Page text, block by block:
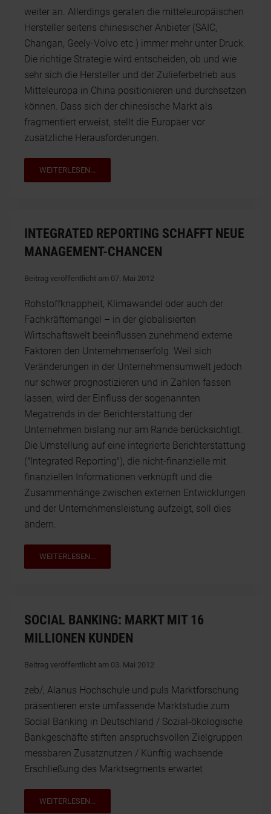
weiter an. Allerdings geraten die mitteleuropäischen
Hersteller seitens chinesischer Anbieter (SAIC,
Changan, Geely-Volvo etc.) immer mehr unter Druck.
Die richtige Strategie wird entscheiden, ob und wie
sehr sich die Hersteller und der Zulieferbetrieb aus
Mitteleuropa in China positionieren und durchsetzen
können. Dass sich der chinesische Markt als
fragmentiert erweist, stellt die Europäer vor
zusätzliche Herausforderungen.
WEITERLESEN...
INTEGRATED REPORTING SCHAFFT NEUE
MANAGEMENT-CHANCEN
Beitrag veröffentlicht am 07. Mai 2012
Rohstoffknappheit, Klimawandel oder auch der
Fachkräftemangel – in der globalisierten
Wirtschaftswelt beeinflussen zunehmend externe
Faktoren den Unternehmenserfolg. Weil sich
Veränderungen in der Unternehmensumwelt jedoch
nur schwer prognostizieren und in Zahlen fassen
lassen, wird der Einfluss der sogenannten
Megatrends in der Berichterstattung der
Unternehmen bislang nur am Rande berücksichtigt.
Die Umstellung auf eine integrierte Berichterstattung
("Integrated Reporting"), die nicht-finanzielle mit
finanziellen Informationen verknüpft und die
Zusammenhänge zwischen externen Entwicklungen
und der Unternehmensleistung aufzeigt, soll dies
ändern.
WEITERLESEN...
SOCIAL BANKING: MARKT MIT 16
MILLIONEN KUNDEN
Beitrag veröffentlicht am 03. Mai 2012
zeb/, Alanus Hochschule und puls Marktforschung
präsentieren erste umfassende Marktstudie zum
Social Banking in Deutschland / Sozial-ökologische
Bankgeschäfte stiften anspruchsvollen Zielgruppen
messbaren Zusatznutzen / Künftig wachsende
Erschließung des Marktsegments erwartet
WEITERLESEN...